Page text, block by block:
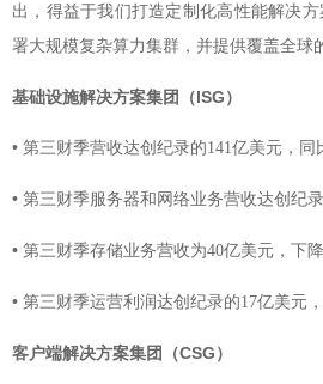
出，得益于我们打造定制化高性能解决方
署大规模复杂算力集群，并提供覆盖全球
基础设施解决方案集团（ISG）
• 第三财季营收达创纪录的141亿美元，同
• 第三财季服务器和网络业务营收达创纪
• 第三财季存储业务营收为40亿美元，下
• 第三财季运营利润达创纪录的17亿美元
客户端解决方案集团（CSG）